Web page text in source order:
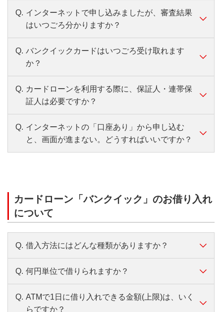
て、マイナンバーIC認証する場合は1点のみ
マイナンバーIC認証について、くわしくはこち
2020年2月4日以降に申請された所持人記入欄がな
《収入証明書》（50万円超の利用限度額をご希望
の場合）
「源泉徴収票」・「住民税決定通知書」・「納税
証明書その１･その２（個人事業者の方）」・「確
近1ヵ月分の給与明細書＋（お持ちの場合）
賞与明細書」のいずれか1点をご用意くださ
い。
の書類の送付はありません。
場合は、ご自宅へ送付します。
カードレスの場合でも、取引内容により、郵送物をお
送りする場合があります。
Web申込について、くわしくはこちら
A. 勤務先の確認や、申込内容に間違いがないか
などを確認するために、ご自宅および勤務先
Q. インターネットで申し込みましたが、審査結果
はいつごろ分かりますか？
A. 審査結果はお申込日の最短即日（平日9～21
時、土・日・祝日は9～17時）にご連絡しま
あります。
Q. バンクイックカードはいつごろ受け取れます
か？
A. 審査・ご契約後、約1週間 （*）でお客さまの
ご自宅へお届けします。
地域、配送状況等により一部異なります。
Q. カードローンを利用する際に、保証人・連帯保
証人は必要ですか？
A. カードローン「バンクイック」保証会社（ア
コム（株））を利用するため保証人の必要は
Q. インターネットの「口座あり」から申し込む
と、画面が進まない。どうすればいいですか？
当行に口座をお持ちの場合でも「口座なし」
からお申し込みください。
カードローン「バンクイック」のお借り入れ
について
Q. 借入方法にはどんな種類がありますか？
A. バンクイックのお借入方法には、「ATMでの
お借り入れ」と「お振り込みでのお借り入
れ」があります。
Q. 何円単位で借りられますか？
A. ATMでのお借り入れは1,000円単位、お振り
込みでのお借り入れは全額または10,000円単
Q. ATMで1日に借り入れできる金額(上限)は、いく
らですか？